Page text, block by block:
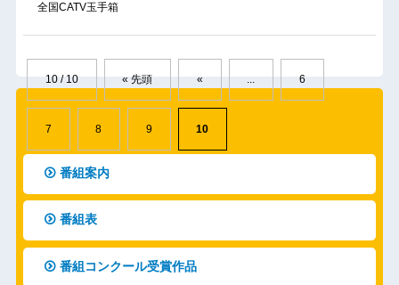
全国CATV玉手箱
10 / 10 « 先頭 « ... 6
7 8 9 10
番組案内
番組表
番組コンクール受賞作品